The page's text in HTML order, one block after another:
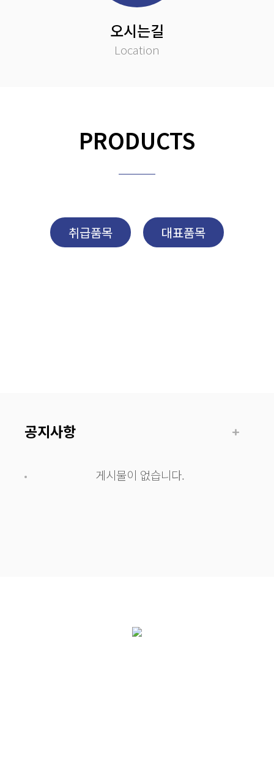
오시는길
Location
PRODUCTS
취급품목 대표품목
공지사항
게시물이 없습니다.